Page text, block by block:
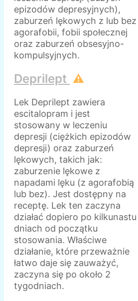
epizodów depresyjnych),
zaburzeń lękowych z lub bez
agorafobii, fobii społecznej
oraz zaburzeń obsesyjno-
kompulsyjnych.
Deprilept ⚠️
Lek Deprilept zawiera
escitalopram i jest
stosowany w leczeniu
depresji (ciężkich epizodów
depresji) oraz zaburzeń
lękowych, takich jak:
zaburzenie lękowe z
napadami lęku (z agorafobią
lub bez). Jest dostępny na
receptę. Lek ten zaczyna
działać dopiero po kilkunastu
dniach od początku
stosowania. Właściwe
działanie, które przeważnie
łatwo daje się zauważyć,
zaczyna się po około 2
tygodniach.